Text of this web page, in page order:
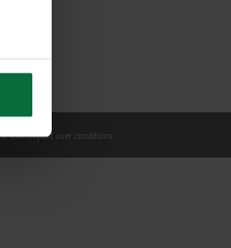
Civil airport user conditions